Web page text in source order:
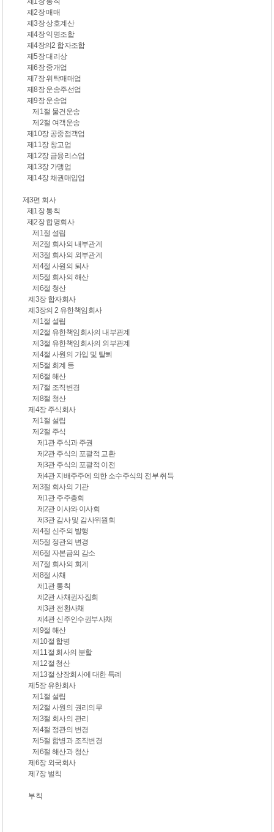
제2장 매매
제3장 상호계산
제4장 익명조합
제4장의2 합자조합
제5장 대리상
제6장 중개업
제7장 위탁매매업
제8장 운송주선업
제9장 운송업
제1절 물건운송
제2절 여객운송
제10장 공중접객업
제11장 창고업
제12장 금융리스업
제13장 가맹업
제14장 채권매입업
제3편 회사
제1장 통칙
제2장 합명회사
제1절 설립
제2절 회사의 내부관계
제3절 회사의 외부관계
제4절 사원의 퇴사
제5절 회사의 해산
제6절 청산
제3장 합자회사
제3장의 2 유한책임회사
제1절 설립
제2절 유한책임회사의 내부관계
제3절 유한책임회사의 외부관계
제4절 사원의 가입 및 탈퇴
제5절 회계 등
제6절 해산
제7절 조직변경
제8절 청산
제4장 주식회사
제1절 설립
제2절 주식
제1관 주식과 주권
제2관 주식의 포괄적 교환
제3관 주식의 포괄적 이전
제4관 지배주주에 의한 소수주식의 전부 취득
제3절 회사의 기관
제1관 주주총회
제2관 이사와 이사회
제3관 감사 및 감사위원회
제4절 신주의 발행
제5절 정관의 변경
제6절 자본금의 감소
제7절 회사의 회계
제8절 사채
제1관 통칙
제2관 사채권자집회
제3관 전환사채
제4관 신주인수권부사채
제9절 해산
제10절 합병
제11절 회사의 분할
제12절 청산
제13절 상장회사에 대한 특례
제5장 유한회사
제1절 설립
제2절 사원의 권리의무
제3절 회사의 관리
제4절 정관의 변경
제5절 합병과 조직변경
제6절 해산과 청산
제6장 외국회사
제7장 벌칙
부칙